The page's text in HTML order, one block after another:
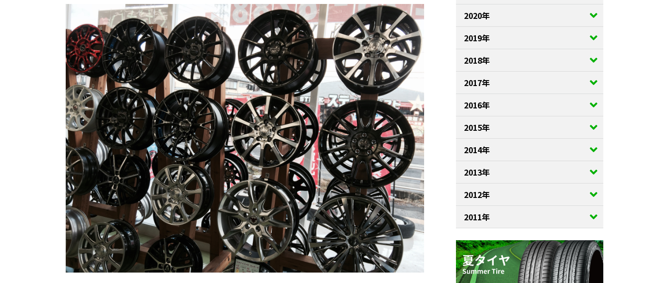
2020年
2019年
2018年
2017年
2016年
2015年
2014年
2013年
2012年
2011年